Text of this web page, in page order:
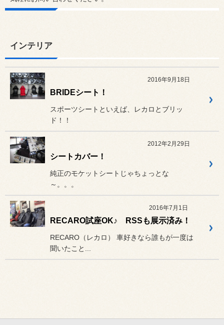
インテリア
2016年9月18日
BRIDEシート！
スポーツシートといえば、レカロとブリッ
ド！！
2012年2月29日
シートカバー！
純正のモケットシートじゃちょっとな
～。。。
2016年7月1日
RECARO試座OK♪ RSSも展示済み！
RECARO（レカロ） 車好きなら誰もが一度は
聞いたこと...